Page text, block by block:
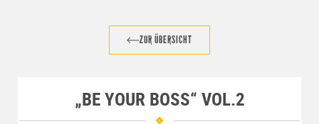
ZUR ÜBERSICHT
„BE YOUR BOSS“ VOL.2